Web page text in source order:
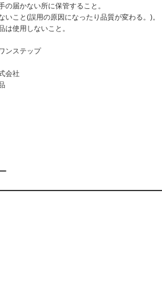
の届かない所に保管すること。
いこと(誤用の原因になったり品質が変わる。)。
は使用しないこと。
ンステップ
会社